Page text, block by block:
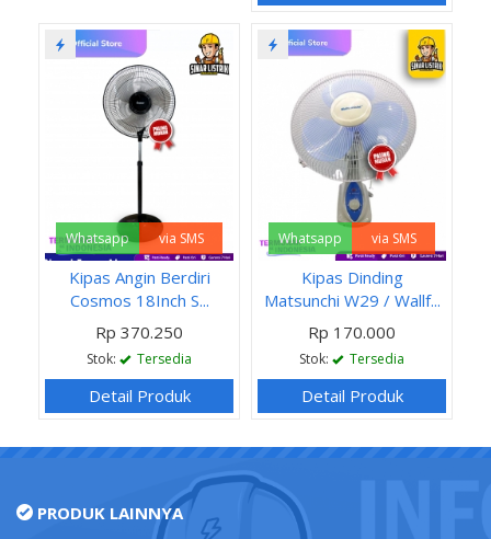
Whatsapp via SMS
Kipas Angin Berdiri
Cosmos 18Inch S...
Rp 370.250
Stok: Tersedia
Detail Produk
Whatsapp via SMS
Kipas Dinding
Matsunchi W29 / Wallf...
Rp 170.000
Stok: Tersedia
Detail Produk
PRODUK LAINNYA